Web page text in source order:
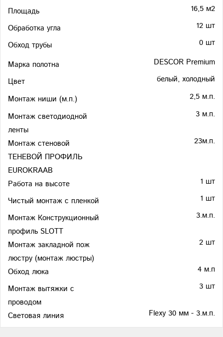
Площадь
16,5 м2
Обработка угла
12 шт
Обход трубы
0 шт
Марка полотна
DESCOR Premium
Цвет
белый, холодный
Монтаж ниши (м.п.)
2,5 м.п.
Монтаж светодиодной
ленты
3 м.п.
Монтаж стеновой
ТЕНЕВОЙ ПРОФИЛЬ
EUROKRAAB
23м.п.
Работа на высоте
1 шт
Чистый монтаж с пленкой
1 шт
Монтаж Конструкционный
профиль SLOTT
3.м.п.
Монтаж закладной пож
люстру (монтаж люстры)
2 шт
Обход люка
4 м.п
Монтаж вытяжки с
проводом
3 шт
Световая линия Flexy 30 мм - 3.м.п.